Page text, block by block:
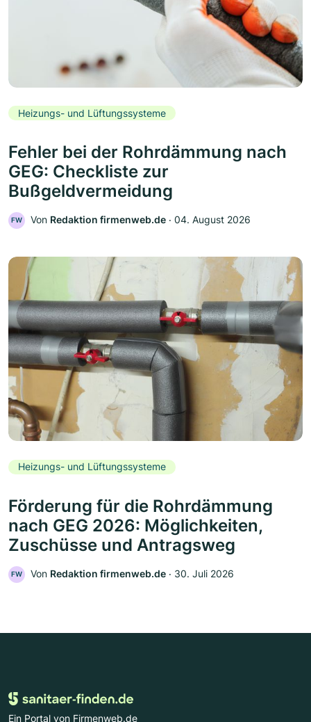
Heizungs- und Lüftungssysteme
Fehler bei der Rohrdämmung nach
GEG: Checkliste zur
Bußgeldvermeidung
FW Von Redaktion firmenweb.de ‧ 04. August 2026
Heizungs- und Lüftungssysteme
Förderung für die Rohrdämmung
nach GEG 2026: Möglichkeiten,
Zuschüsse und Antragsweg
FW Von Redaktion firmenweb.de ‧ 30. Juli 2026
Ein Portal von Firmenweb.de